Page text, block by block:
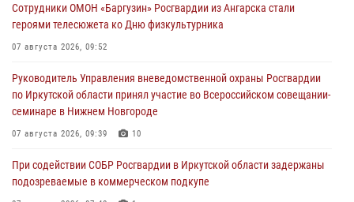
Сотрудники ОМОН «Баргузин» Росгвардии из Ангарска стали
героями телесюжета ко Дню физкультурника
07 августа 2026, 09:52
Руководитель Управления вневедомственной охраны Росгвардии
по Иркутской области принял участие во Всероссийском совещании-
семинаре в Нижнем Новгороде
07 августа 2026, 09:39 10
При содействии СОБР Росгвардии в Иркутской области задержаны
подозреваемые в коммерческом подкупе